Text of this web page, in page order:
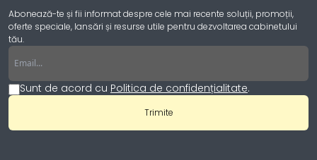
Abonează-te și fii informat despre cele mai recente soluții, promoții,
oferte speciale, lansări și resurse utile pentru dezvoltarea cabinetului
tău.
Email
Sunt de acord cu Politica de confidențialitate.
Trimite